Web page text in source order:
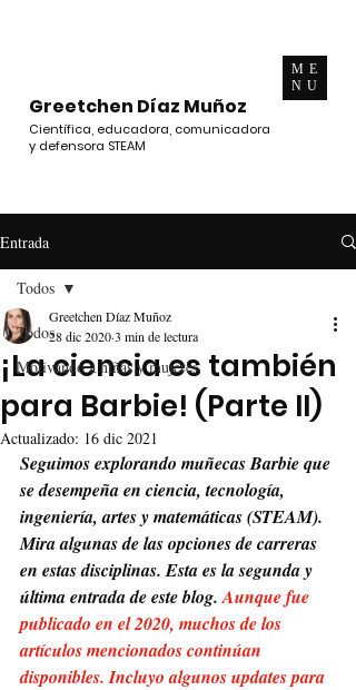
Greetchen Díaz Muñoz
Científica, educadora, comunicadora
y defensora STEAM
ME
NU
Entrada
Todos
Motivando a niñas y mujeres
Todos
¡La ciencia es también
para Barbie! (Parte II)
Greetchen Díaz Muñoz
28 dic 20203 min de lectura
Actualizado: 16 dic 2021
Seguimos explorando muñecas Barbie que
se desempeña en ciencia, tecnología,
ingeniería, artes y matemáticas (STEAM).
Mira algunas de las opciones de carreras
en estas disciplinas. Esta es la segunda y
última entrada de este blog. Aunque fue
publicado en el 2020, muchos de los
artículos mencionados continúan
disponibles. Incluyo algunos updates para